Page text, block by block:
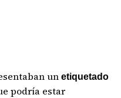
unetiquetado
podría estar